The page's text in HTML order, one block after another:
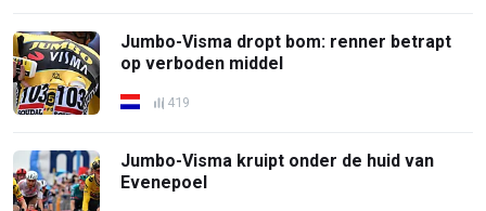
Jumbo-Visma dropt bom: renner betrapt
op verboden middel
419
Jumbo-Visma kruipt onder de huid van
Evenepoel